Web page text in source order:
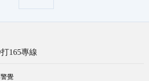
165專線
覺